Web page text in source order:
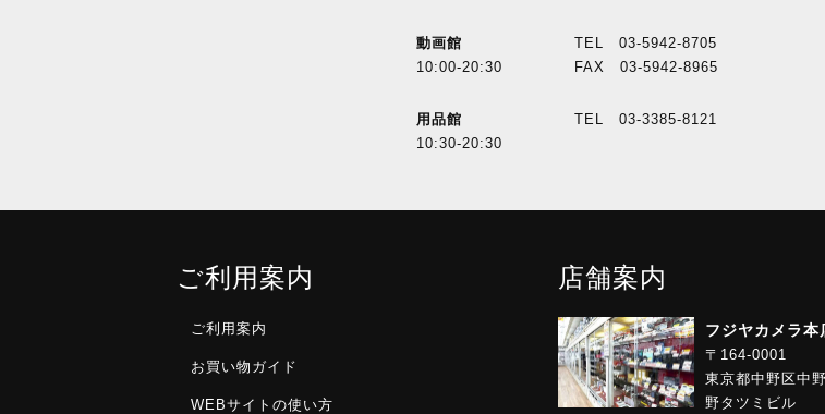
動画館
10:00-20:30
TEL 03-5942-8705
FAX 03-5942-8965
用品館
10:30-20:30
TEL 03-3385-8121
ご利用案内
ご利用案内
お買い物ガイド
WEBサイトの使い方
店舗案内
フジヤカメラ本
〒164-0001
東京都中野区中
野タツミビル